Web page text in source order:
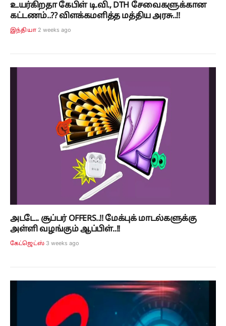
உயர்கிறதா கேபிள் டி.வி., DTH சேவைகளுக்கான
கட்டணம்..?? விளக்கமளித்த மத்திய அரசு..!!
இந்தியா 2 weeks ago
அடடே.. சூப்பர் OFFERS..!! மேக்புக் மாடல்களுக்கு
அள்ளி வழங்கும் ஆப்பிள்..!!
கேட்ஜெட்ஸ் 3 weeks ago